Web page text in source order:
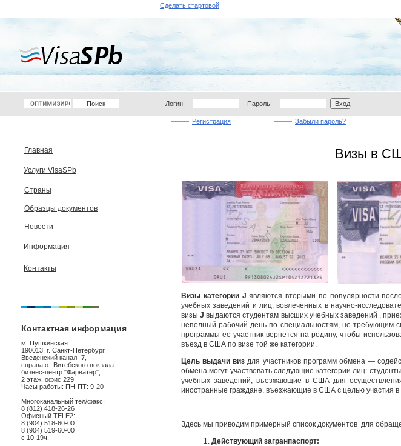
Сделать стартовой
Логин: Пароль: Вход
Регистрация Забыли пароль?
Главная
Услуги VisaSPb
Страны
Образцы документов
Новости
Информация
Контакты
Контактная информация
м. Пушкинская
190013, г. Санкт-Петербург,
Введенский канал -7,
справа от Витебского вокзала
бизнес-центр "Фарватер",
2 этаж, офис 229
Часы работы: ПН-ПТ: 9-20
Многоканальный тел/факс:
8 (812) 418-26-26
Офисный TELE2:
8 (904) 518-60-00
8 (904) 519-60-00
с 10-19ч.
Визы в
Визы категории Jявляются вторыми по популярности
учебных заведений и лиц, вовлеченных в научно-
визыJвыдаются студентам высших учебных заведений ,
неполный рабочий день по специальностям, не требующим
программы ее участник вернется на родину, чтобы
въезд в США по визе той же категории.
Цель выдачи виз для участников программ обмена —
обмена могут участвовать следующие категории лиц:
учебных заведений, въезжающие в США для
иностранные граждане, въезжающие в США с целью участия
Здесь мы приводим примерный список документов для
Действующий загранпаспорт: